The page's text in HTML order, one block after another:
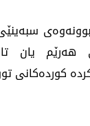
یان
كورده‌كانی